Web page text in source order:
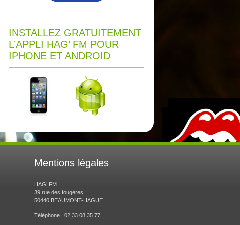
INSTALLEZ GRATUITEMENT
L’APPLI HAG’ FM POUR
IPHONE ET ANDROID
Mentions légales
HAG’ FM
39 rue des fougères
50440 BEAUMONT-HAGUE
Téléphone : 02 33 08 35 77